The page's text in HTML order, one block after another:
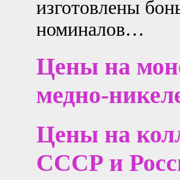
изготовлены
номиналов…
Цены на
медно-
Цены на
СССР и